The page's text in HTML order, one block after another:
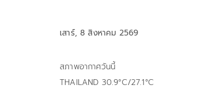
เสาร์, 8 สิงหาคม 2569
สภาพอากาศวันนี้
THAILAND 30.9°C/27.1°C